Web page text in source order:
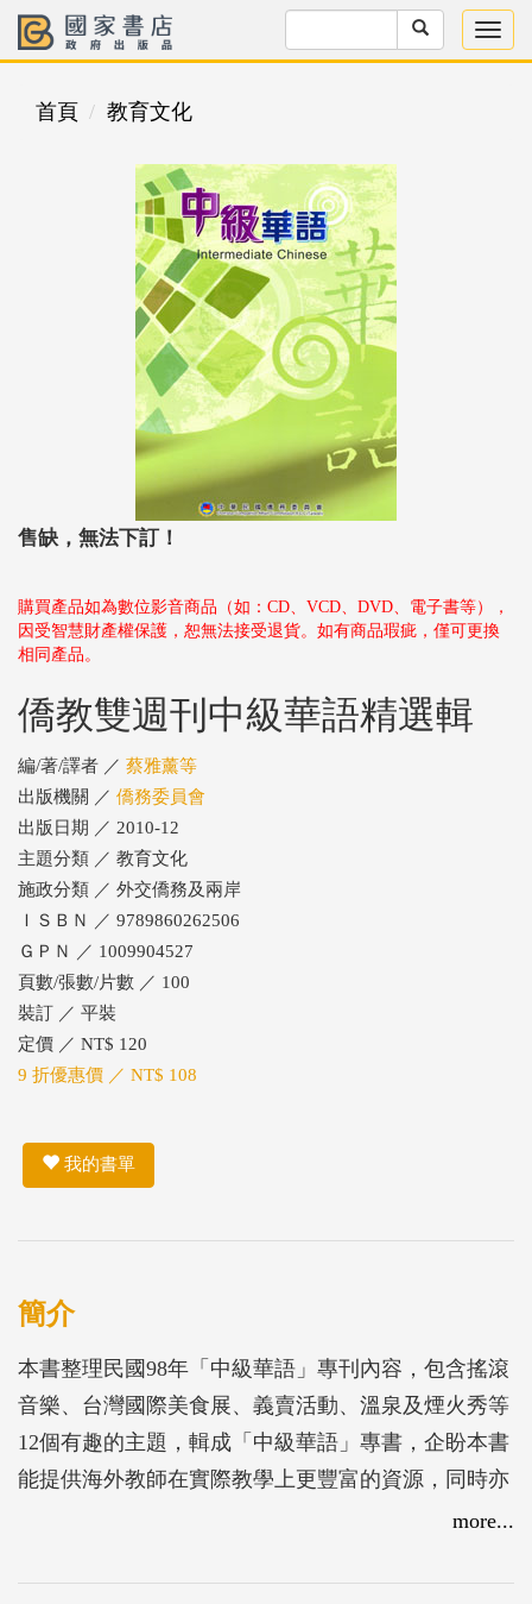
首頁 教育文化
售缺，無法下訂！
購買產品如為數位影音商品（如：CD、VCD、DVD、電子書等），
因受智慧財產權保護，恕無法接受退貨。如有商品瑕疵，僅可更換
相同產品。
僑教雙週刊中級華語精選輯
編/著/譯者 ／ 蔡雅薰等
出版機關 ／ 僑務委員會
出版日期 ／ 2010-12
主題分類 ／ 教育文化
施政分類 ／ 外交僑務及兩岸
ＩＳＢＮ ／ 9789860262506
ＧＰＮ ／ 1009904527
頁數/張數/片數 ／ 100
裝訂 ／ 平裝
定價 ／ NT$ 120
9 折優惠價 ／ NT$ 108
我的書單
簡介
本書整理民國98年「中級華語」專刊內容，包含搖滾
音樂、台灣國際美食展、義賣活動、溫泉及煙火秀等
12個有趣的主題，輯成「中級華語」專書，企盼本書
能提供海外教師在實際教學上更豐富的資源，同時亦
能有效增強華語文學習者的溝通對話能力，展現台灣
持續發展。
more...